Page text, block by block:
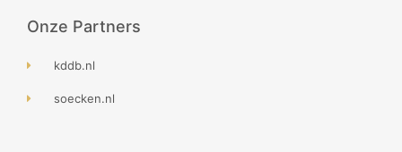
Onze Partners
kddb.nl
soecken.nl